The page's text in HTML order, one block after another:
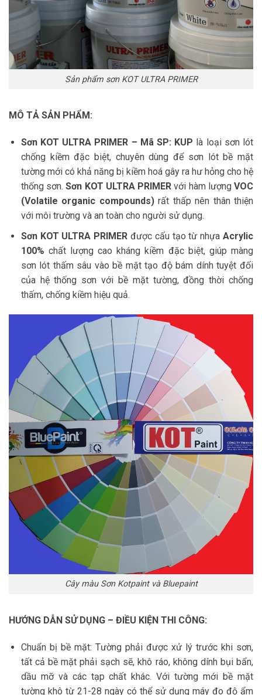
Sản phẩm sơn KOT ULTRA PRIMER
MÔ TẢ SẢN PHẨM:
Sơn KOT ULTRA PRIMER – Mã SP: KUP là loại sơn lót
chống kiềm đặc biệt, chuyên dùng để sơn lót bề mặt
tường mới có khả năng bị kiềm hoá gây ra hư hỏng cho hệ
thống sơn.Sơn KOT ULTRA PRIMER với hàm lượngVOC
(Volatile organic compounds)rất thấp nên thân thiện
với môi trường và an toàn cho người sử dụng.
Sơn KOT ULTRA PRIMER được cấu tạo từ nhựaAcrylic
100% chất lượng cao kháng kiềm đặc biệt, giúp màng
sơn lót thấm sâu vào bề mặt tạo độ bám dính tuyệt đối
của hệ thống sơn với bề mặt tường, đồng thời chống
thấm, chống kiềm hiệu quả.
Cây màu Sơn Kotpaint và Bluepaint
HƯỚNG DẪN SỬ DỤNG – ĐIỀU KIỆN THI CÔNG:
Chuẩn bị bề mặt: Tường phải được xử lý trước khi sơn,
tất cả bề mặt phải sạch sẽ, khô ráo, không dính bụi bẩn,
dầu mỡ và các tạp chất khác. Với tường mới bề mặt
tường khô từ 21-28 ngày có thể sử dụng máy đo độ ẩm